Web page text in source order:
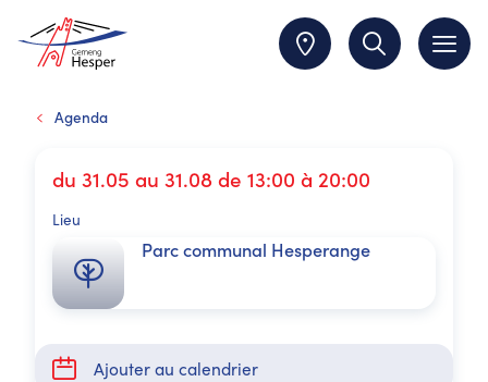
Agenda
du 31.05 au 31.08 de 13:00 à 20:00
Lieu
Parc communal Hesperange
Ajouter au calendrier